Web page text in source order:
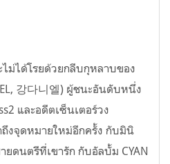
ม่ได้โรยด้วยกลีบกุหลาบของ
강다니엘) ผู้ชนะอันดับหนึ่ง
และอดีตเซ็นเตอร์วง
งจุดหมายใหม่อีกครั้ง กับมินิ
ยดนตรีที่เขารัก กับอัลบั้ม CYAN